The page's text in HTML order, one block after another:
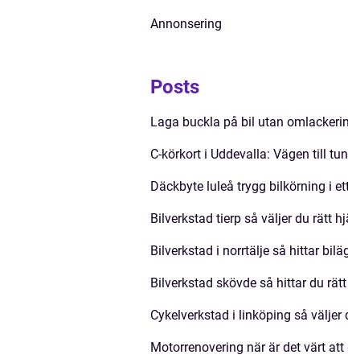
Annonsering
Posts
Laga buckla på bil utan
C-körkort i Uddevalla: Vägen till
Däckbyte luleå trygg bilkörning i
Bilverkstad tierp så väljer du rätt
Bilverkstad i norrtälje så hittar
Bilverkstad skövde så hittar du
Cykelverkstad i linköping så
Motorrenovering när är det värt